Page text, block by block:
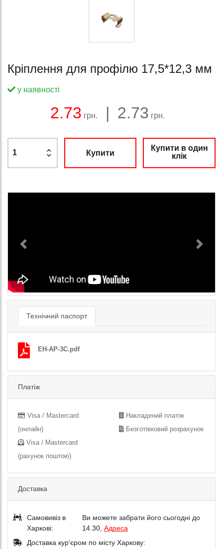
Кріплення для профілю 17,5*12,3 мм
Баланс:
у наявності
2.73 грн. | 2.73 грн.
Купити
Купити в один
клік
Previous Next
Технічний паспорт
EH-AP-3C.pdf
Платіж
Visa / Mastercard
(онлайн)
Visa / Mastercard
(рахунок поштою)
Накладений платіж
Безготівковий розрахунок
Доставка
Самовивіз в
Харкові:
Ви можете забрати його сьогодні до
14.30, Адреса
Доставка кур'єром по місту Харкову: